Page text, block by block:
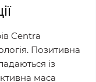
Centra
Позитивна
із
маса